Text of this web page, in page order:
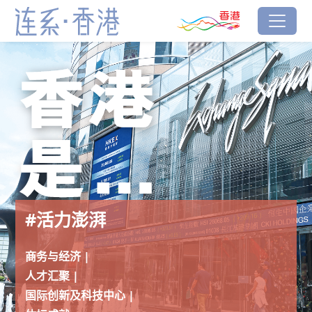
跳到主要内容
连系‧香港 香港品牌
#活力澎湃
#活力澎湃
商务与经济 |
人才汇聚 |
国际创新及科技中心 |